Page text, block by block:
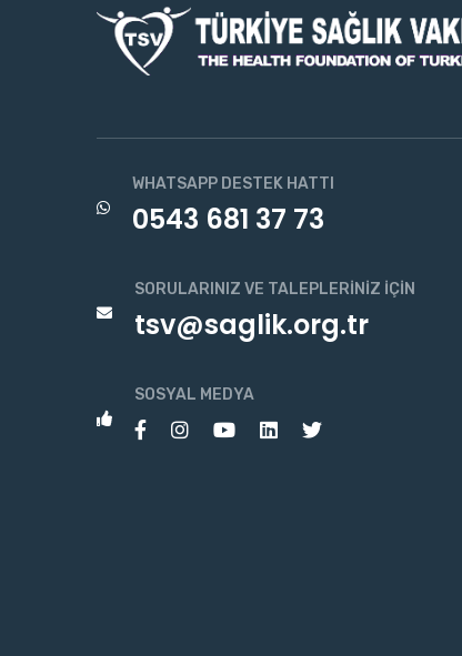
WHATSAPP DESTEK HATTI
0543 681 37 73
SORULARINIZ VE TALEPLERINIZ İÇIN
tsv@saglik.org.tr
SOSYAL MEDYA